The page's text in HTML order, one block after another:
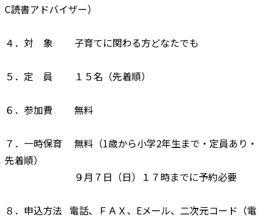
C読書アドバイザー）
４．対 象 子育てに関わる方どなたでも
５．定 員 １５名（先着順）
６．参加費 無料
７．一時保育 無料（1歳から小学2年生まで・定員あり・
先着順）
９月７日（日）１７時までに予約必要
８．申込方法 電話、ＦＡＸ、Eメール、二次元コード（電